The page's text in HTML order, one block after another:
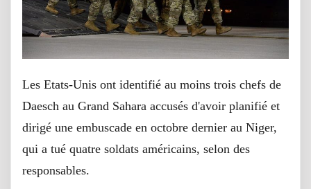
Les Etats-Unis ont identifié au moins trois chefs de
Daesch au Grand Sahara accusés d'avoir planifié et
dirigé une embuscade en octobre dernier au Niger,
qui a tué quatre soldats américains, selon des
responsables.